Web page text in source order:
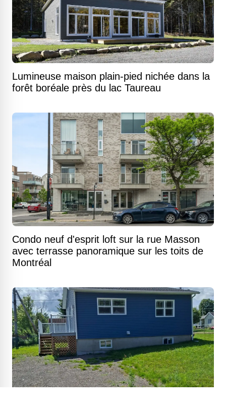
Lumineuse maison plain-pied nichée dans la
forêt boréale près du lac Taureau
Condo neuf d'esprit loft sur la rue Masson
avec terrasse panoramique sur les toits de
Montréal